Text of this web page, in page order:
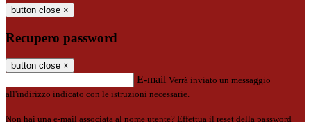
button close ×
Recupero password
button close ×
E-mail Verrà inviato un messaggio
all'indirizzo indicato con le istruzioni necessarie.
Non hai una e-mail associata al nome utente? Effettua il reset della password